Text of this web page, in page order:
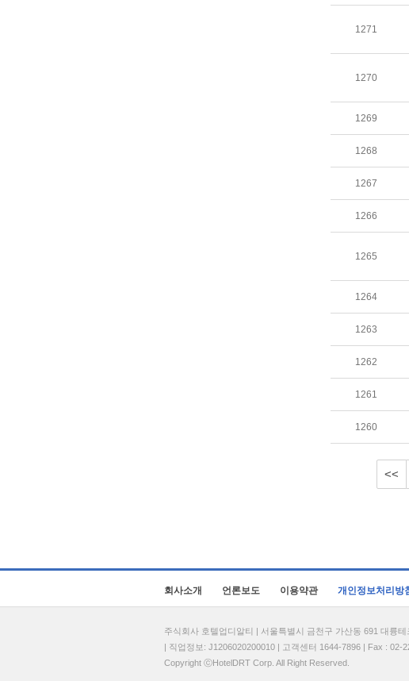
1271
1270
1269
1268
1267
1266
1265
1264
1263
1262
1261
1260
<<
회사소개 언론보도 이용약관 개인정보처리방
주식회사 호텔업디알티 | 서울특별시 금천구 가산동 691 대륭
| 직업정보: J1206020200010 | 고객센터 1644-7896 | Fax : 02-
Copyright ⓒHotelDRT Corp. All Right Reserved.